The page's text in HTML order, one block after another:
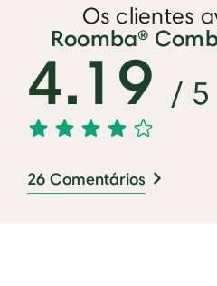
Os clientes
Roomba®
4.19 / 5
26 Comentários